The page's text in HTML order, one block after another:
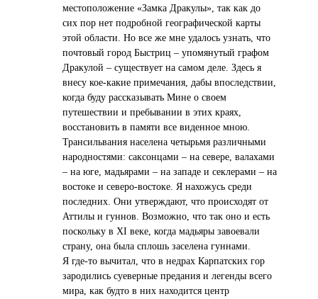
местоположение «Замка Дракулы», так как до
сих пор нет подробной географической карты
этой области. Но все же мне удалось узнать, что
почтовый город Быстриц – упомянутый графом
Дракулой – существует на самом деле. Здесь я
внесу кое-какие примечания, дабы впоследствии,
когда буду рассказывать Мине о своем
путешествии и пребывании в этих краях,
восстановить в памяти все виденное мною.
Трансильвания населена четырьмя различными
народностями: саксонцами – на севере, валахами
– на юге, мадьярами – на западе и секлерами – на
востоке и северо-востоке. Я нахожусь среди
последних. Они утверждают, что происходят от
Аттилы и гуннов. Возможно, что так оно и есть
поскольку в XI веке, когда мадьяры завоевали
страну, она была сплошь заселена гуннами.
Я где-то вычитал, что в недрах Карпатских гор
зародились суеверные предания и легенды всего
мира, как будто в них находится центр